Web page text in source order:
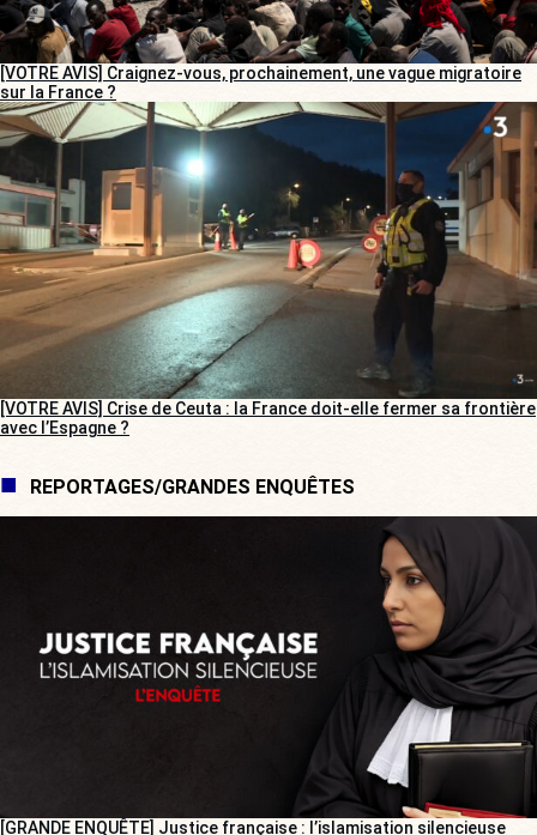
[VOTRE AVIS] Craignez-vous, prochainement, une vague migratoire
sur la France ?
[VOTRE AVIS] Crise de Ceuta : la France doit-elle fermer sa frontière
avec l’Espagne ?
REPORTAGES/GRANDES ENQUÊTES
[GRANDE ENQUÊTE] Justice française : l’islamisation silencieuse